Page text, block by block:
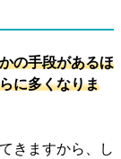
の手段があるほ
に多くなりま
きますから、し